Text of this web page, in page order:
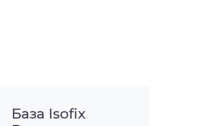
База Isofix